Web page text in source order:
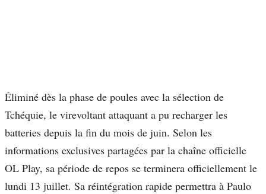
Éliminé dès la phase de poules avec la sélection de
Tchéquie, le virevoltant attaquant a pu recharger les
batteries depuis la fin du mois de juin. Selon les
informations exclusives partagées par la chaîne officielle
OL Play, sa période de repos se terminera officiellement le
lundi 13 juillet. Sa réintégration rapide permettra à Paulo